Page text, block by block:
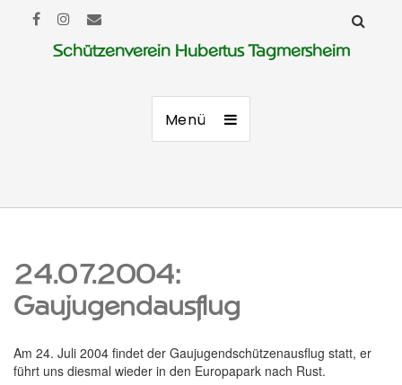
Schützenverein Hubertus Tagmersheim
Menü
24.07.2004:
Gaujugendausflug
Am 24. Juli 2004 findet der Gaujugendschützenausflug statt, er
führt uns diesmal wieder in den Europapark nach Rust.